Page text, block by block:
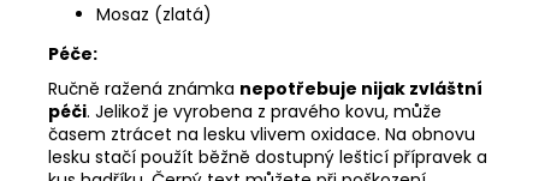
Mosaz (zlatá)
Péče:
Ručně ražená známka nepotřebuje nijak zvláštní
péči. Jelikož je vyrobena z pravého kovu, může
časem ztrácet na lesku vlivem oxidace. Na obnovu
lesku stačí použít běžně dostupný lešticí přípravek a